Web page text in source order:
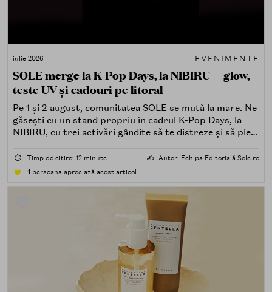
iulie 2026 EVENIMENTE
SOLE merge la K-Pop Days, la NIBIRU — glow,
teste UV și cadouri pe litoral
Pe 1 și 2 august, comunitatea SOLE se mută la mare. Ne
găsești cu un stand propriu în cadrul K-Pop Days, la
NIBIRU, cu trei activări gândite să te distreze și să pleci
⏱️ Timp de citire: 12 minute ✍️ Autor: Echipa Editorială Sole.ro
1 persoana apreciază acest articol